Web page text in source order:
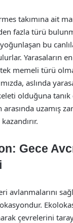
takımına ait
fazla türü
bu
Yarasaların
memeli türü
aslında
olduğuna
uzamış
Gece
avlanmalarını
çevrelerini